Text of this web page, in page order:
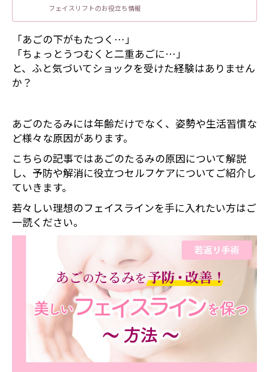
フェイスリフトのお役立ち情報
「あごの下がもたつく…」
「ちょっとうつむくと二重あごに…」
と、ふと気づいてショックを受けた経験はありません
か？
あごのたるみには年齢だけでなく、姿勢や生活習慣な
ど様々な原因があります。
こちらの記事ではあごのたるみの原因について解説
し、予防や解消に役立つセルフケアについてご紹介し
ていきます。
若々しい理想のフェイスラインを手に入れたい方はご
一読ください。